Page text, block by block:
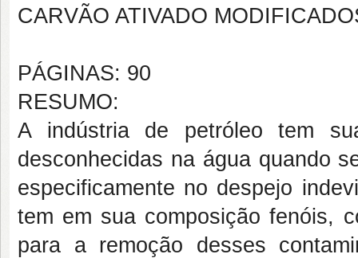
CARVÃO ATIVADO
PÁGINAS: 90
RESUMO:
A indústria de petróleo tem
desconhecidas na água quando
especificamente no despejo
tem em sua composição fenóis,
para a remoção desses